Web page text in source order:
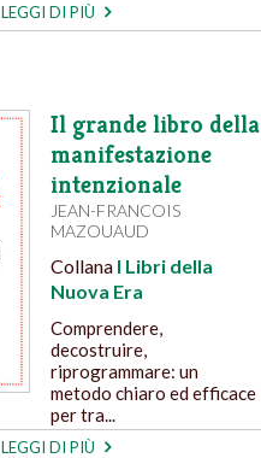
LEGGI DI PIÙ
Il grande libro della
manifestazione
intenzionale
JEAN-FRANCOIS
MAZOUAUD
Collana I Libri della
Nuova Era
Comprendere,
decostruire,
riprogrammare: un
metodo chiaro ed efficace
per tra...
LEGGI DI PIÙ